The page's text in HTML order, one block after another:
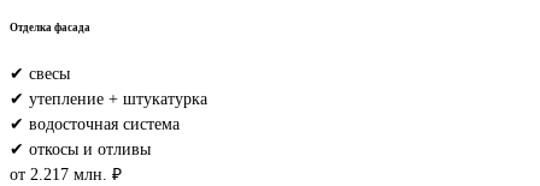
Отделка фасада
✔ свесы
✔ утепление + штукатурка
✔ водосточная система
✔ откосы и отливы
от 2.217 млн. ₽